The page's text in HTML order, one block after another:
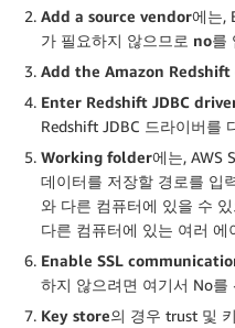
Add a source vendor에는,
가 필요하지 않으므로 no를
Add the Amazon
Enter Redshift JDBC
Redshift JDBC 드라이버를
Working folder에는, AWS
데이터를 저장할 경로를 입
와 다른 컴퓨터에 있을 수
다른 컴퓨터에 있는 여러
Enable SSL
하지 않으려면 여기서 No를
Key store의 경우 trust 및